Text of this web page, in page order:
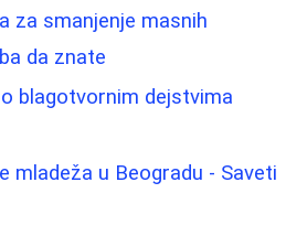
za smanjenje masnih
da znate
blagotvornim dejstvima
mladeža u Beogradu - Saveti